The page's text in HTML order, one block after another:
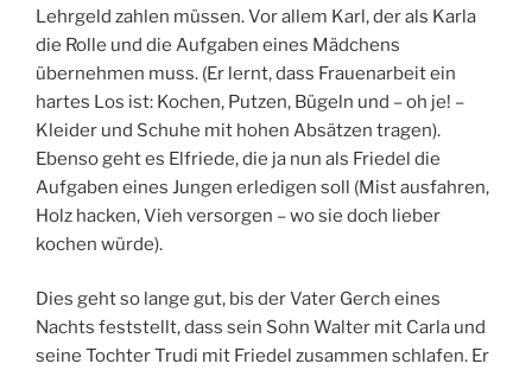
Lehrgeld zahlen müssen. Vor allem Karl, der als Karla
die Rolle und die Aufgaben eines Mädchens
übernehmen muss. (Er lernt, dass Frauenarbeit ein
hartes Los ist: Kochen, Putzen, Bügeln und – oh je! –
Kleider und Schuhe mit hohen Absätzen tragen).
Ebenso geht es Elfriede, die ja nun als Friedel die
Aufgaben eines Jungen erledigen soll (Mist ausfahren,
Holz hacken, Vieh versorgen – wo sie doch lieber
kochen würde).
Dies geht so lange gut, bis der Vater Gerch eines
Nachts feststellt, dass sein Sohn Walter mit Carla und
seine Tochter Trudi mit Friedel zusammen schlafen. Er